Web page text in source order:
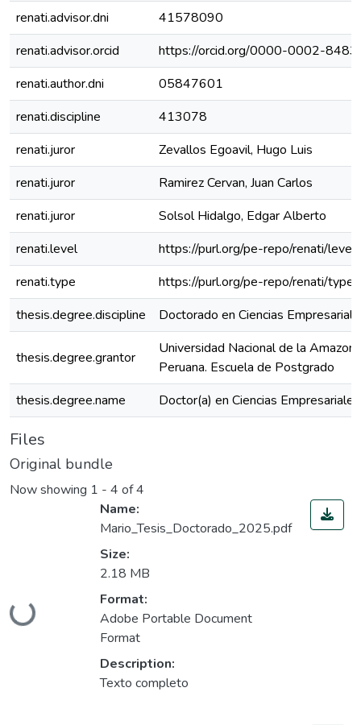
renati.advisor.dni
41578090
renati.advisor.orcid
https://orcid.org/0000-0002-
renati.author.dni
05847601
renati.discipline
413078
renati.juror
Zevallos Egoavil, Hugo Luis
renati.juror
Ramirez Cervan, Juan Carlos
renati.juror
Solsol Hidalgo, Edgar Alberto
renati.level
https://purl.org/pe-repo/renati/
renati.type
https://purl.org/pe-repo/renati/
thesis.degree.discipline
Doctorado en Ciencias
thesis.degree.grantor
Universidad Nacional de la
Peruana. Escuela de Postgrado
thesis.degree.name
Doctor(a) en Ciencias Empresariales
Files
Original bundle
Now showing 1 - 4 of 4
Name:
Mario_Tesis_Doctorado_2025.pdf
Size:
2.18 MB
Format:
Adobe Portable Document
Format
Description:
Texto completo